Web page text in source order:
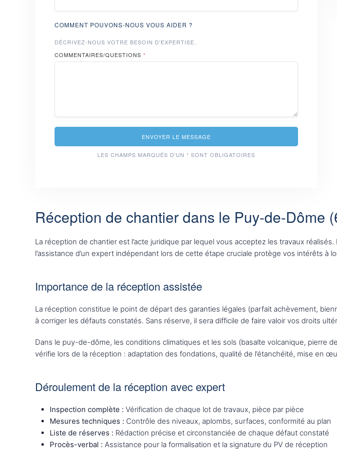
COMMENT POUVONS-NOUS VOUS AIDER ?
DÉCRIVEZ-NOUS VOTRE BESOIN D'EXPERTISE.
COMMENTAIRES/QUESTIONS *
ENVOYER LE MESSAGE
LES CHAMPS MARQUÉS D'UN * SONT OBLIGATOIRES
Réception de chantier dans le Puy-de-Dôme
La réception de chantier est l’acte juridique par lequel vous acceptez les travaux
l’assistance d’un expert indépendant lors de cette étape cruciale protège vos intérêts à
Importance de la réception assistée
La réception constitue le point de départ des garanties légales (parfait achèvement,
à corriger les défauts constatés. Sans réserve, il sera difficile de faire valoir vos droits
Dans le puy-de-dôme, les conditions climatiques et les sols (basalte volcanique, pierre
vérifie lors de la réception : adaptation des fondations, qualité de l’étanchéité, mise en
Déroulement de la réception avec expert
Inspection complète : Vérification de chaque lot de travaux, pièce par pièce
Mesures techniques : Contrôle des niveaux, aplombs, surfaces, conformité au plan
Liste de réserves : Rédaction précise et circonstanciée de chaque défaut constaté
Procès-verbal : Assistance pour la formalisation et la signature du PV de réception